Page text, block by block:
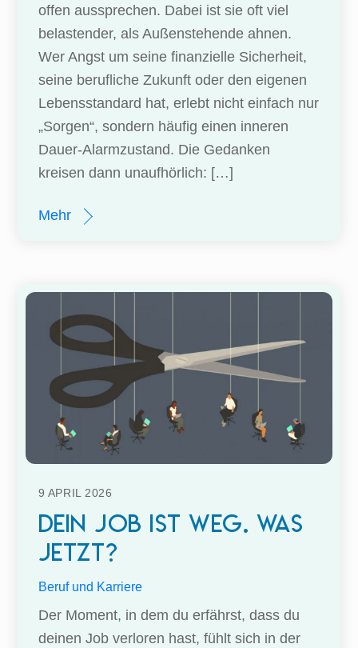
offen aussprechen. Dabei ist sie oft viel
belastender, als Außenstehende ahnen.
Wer Angst um seine finanzielle Sicherheit,
seine berufliche Zukunft oder den eigenen
Lebensstandard hat, erlebt nicht einfach nur
„Sorgen“, sondern häufig einen inneren
Dauer-Alarmzustand. Die Gedanken
kreisen dann unaufhörlich: […]
Mehr
9 APRIL 2026
Dein Job ist weg. Was
jetzt?
Beruf und Karriere
Der Moment, in dem du erfährst, dass du
deinen Job verloren hast, fühlt sich in der